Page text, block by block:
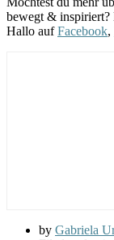
bewegt & inspiriert?
Hallo aufFacebook,
by Gabriela